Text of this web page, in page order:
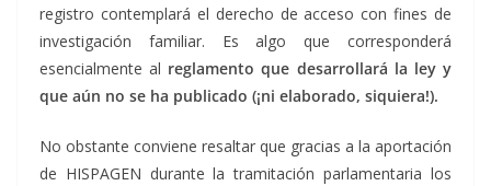
registro contemplará el derecho de acceso con fines de
investigación familiar. Es algo que corresponderá
esencialmente al reglamento que desarrollará la ley y
que aún no se ha publicado (¡ni elaborado, siquiera!).
No obstante conviene resaltar que gracias a la aportación
de HISPAGEN durante la tramitación parlamentaria los